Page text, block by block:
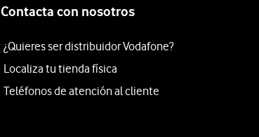
Contacta con nosotros
¿Quieres ser distribuidor Vodafone?
Localiza tu tienda física
Teléfonos de atención al cliente